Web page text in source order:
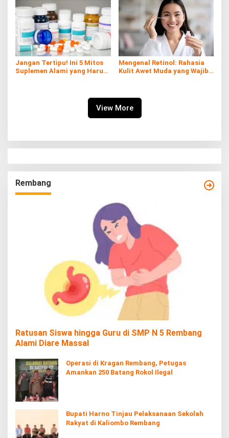
Jangan Tertipu! Ini 5 Mitos
Suplemen Alami yang Harus
Mengenal Retinol: Rahasia
Kulit Awet Muda yang Wajib
View More
Rembang
Ratusan Siswa hingga Guru di SMP N 5 Rembang
Alami Diare Massal
Operasi di Kragan Rembang, Petugas
Amankan 250 Batang Rokol Ilegal
Bupati Harno Tinjau Pelaksanaan Sekolah
Rakyat di Kaliombo Rembang